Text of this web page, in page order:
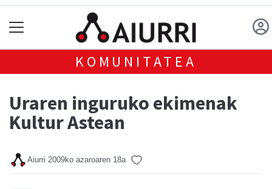
KOMUNITATEA
Uraren inguruko ekimenak
Kultur Astean
Aiurri 2009ko azaroaren 18a